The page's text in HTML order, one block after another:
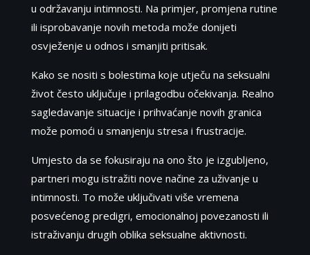
u održavanju intimnosti. Na primjer, promjena rutine
ili isprobavanje novih metoda može donijeti
osvježenje u odnos i smanjiti pritisak.
Kako se nositi s bolestima koje utječu na seksualni
život često uključuje i prilagodbu očekivanja. Realno
sagledavanje situacije i prihvaćanje novih granica
može pomoći u smanjenju stresa i frustracije.
Umjesto da se fokusiraju na ono što je izgubljeno,
partneri mogu istražiti nove načine za uživanje u
intimnosti. To može uključivati više vremena
posvećenog predigri, emocionalnoj povezanosti ili
istraživanju drugih oblika seksualne aktivnosti.